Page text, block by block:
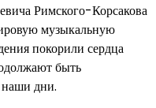
Римского-Корсакова
музыкальную
покорили сердца
быть
дни.